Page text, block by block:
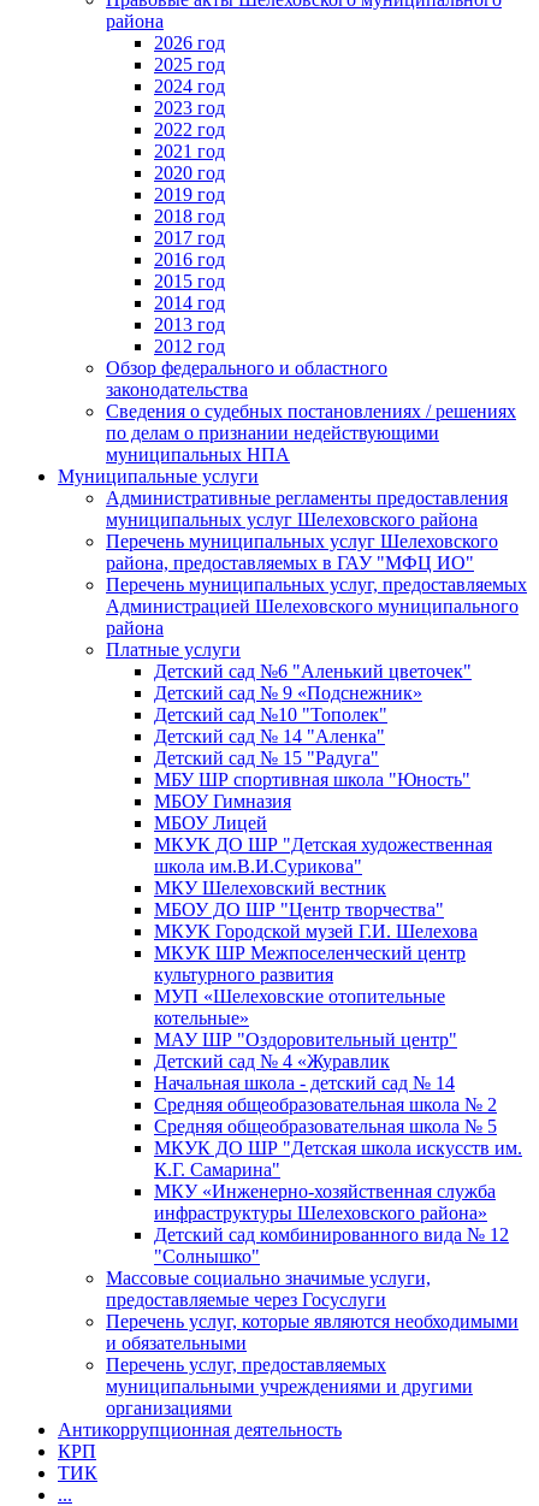
района
2026 год
2025 год
2024 год
2023 год
2022 год
2021 год
2020 год
2019 год
2018 год
2017 год
2016 год
2015 год
2014 год
2013 год
2012 год
Обзор федерального и областного
законодательства
Сведения о судебных постановлениях / решениях
по делам о признании недействующими
муниципальных НПА
Муниципальные услуги
Административные регламенты предоставления
муниципальных услуг Шелеховского района
Перечень муниципальных услуг Шелеховского
района, предоставляемых в ГАУ "МФЦ ИО"
Перечень муниципальных услуг, предоставляемых
Администрацией Шелеховского муниципального
района
Платные услуги
Детский сад №6 "Аленький цветочек"
Детский сад № 9 «Подснежник»
Детский сад №10 "Тополек"
Детский сад № 14 "Аленка"
Детский сад № 15 "Радуга"
МБУ ШР спортивная школа "Юность"
МБОУ Гимназия
МБОУ Лицей
МКУК ДО ШР "Детская художественная
школа им.В.И.Сурикова"
МКУ Шелеховский вестник
МБОУ ДО ШР "Центр творчества"
МКУК Городской музей Г.И. Шелехова
МКУК ШР Межпоселенческий центр
культурного развития
МУП «Шелеховские отопительные
котельные»
МАУ ШР "Оздоровительный центр"
Детский сад № 4 «Журавлик
Начальная школа - детский сад № 14
Средняя общеобразовательная школа № 2
Средняя общеобразовательная школа № 5
МКУК ДО ШР "Детская школа искусств им.
К.Г. Самарина"
МКУ «Инженерно-хозяйственная служба
инфраструктуры Шелеховского района»
Детский сад комбинированного вида № 12
"Солнышко"
Массовые социально значимые услуги,
предоставляемые через Госуслуги
Перечень услуг, которые являются необходимыми
и обязательными
Перечень услуг, предоставляемых
муниципальными учреждениями и другими
организациями
Антикоррупционная деятельность
КРП
ТИК
...